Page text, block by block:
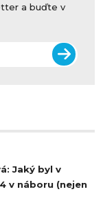
a buďte v
Jaký byl v
v náboru (nejen